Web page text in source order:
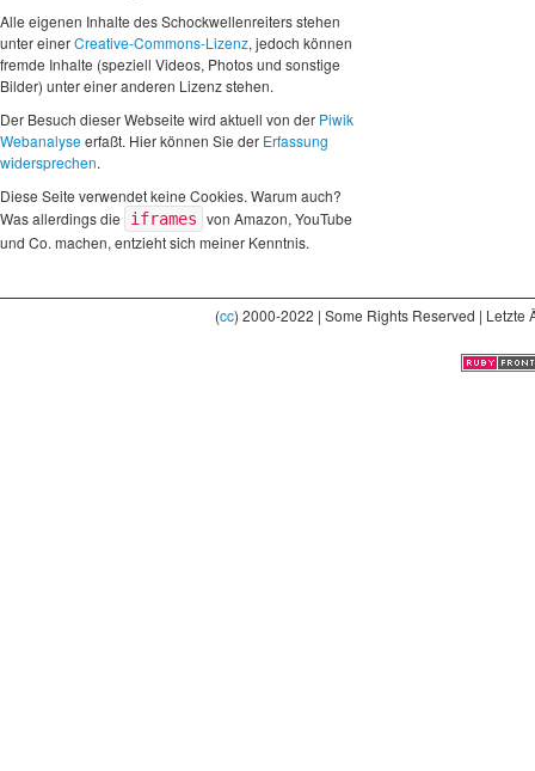
Alle eigenen Inhalte des Schockwellenreiters stehen
unter einerCreative-Commons-Lizenz, jedoch können
fremde Inhalte (speziell Videos, Photos und sonstige
Bilder) unter einer anderen Lizenz stehen.
Der Besuch dieser Webseite wird aktuell von der Piwik
Webanalyseerfaßt. Hier können Sie der Erfassung
widersprechen.
Diese Seite verwendet keine Cookies. Warum auch?
Was allerdings die
iframes von Amazon, YouTube
und Co. machen, entzieht sich meiner Kenntnis.
(cc) 2000-2022 | Some Rights Reserved |